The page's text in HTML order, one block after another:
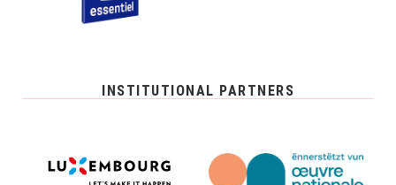
INSTITUTIONAL PARTNERS